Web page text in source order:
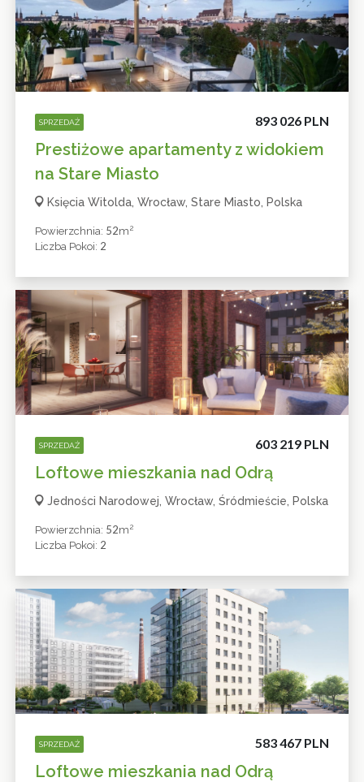
SPRZEDAŻ 893 026 PLN
Prestiżowe apartamenty z widokiem
na Stare Miasto
Księcia Witolda, Wrocław, Stare Miasto, Polska
Powierzchnia: 52M2
Liczba Pokoi: 2
SPRZEDAŻ 603 219 PLN
Loftowe mieszkania nad Odrą
Jedności Narodowej, Wrocław, Śródmieście, Polska
Powierzchnia: 52M2
Liczba Pokoi: 2
SPRZEDAŻ 583 467 PLN
Loftowe mieszkania nad Odrą